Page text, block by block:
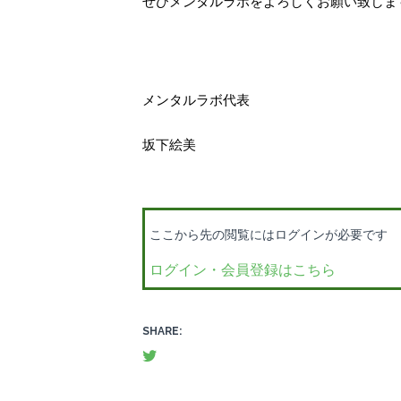
メンタルラボ代表
坂下絵美
ここから先の閲覧にはログインが必要です
ログイン・会員登録はこちら
SHARE: